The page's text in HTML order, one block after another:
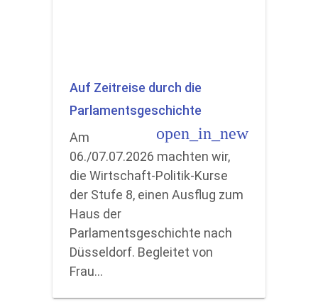
Auf Zeitreise durch die
Parlamentsgeschichte
open_in_new
Am
06./07.07.2026 machten wir,
die Wirtschaft-Politik-Kurse
der Stufe 8, einen Ausflug zum
Haus der
Parlamentsgeschichte nach
Düsseldorf. Begleitet von
Frau…